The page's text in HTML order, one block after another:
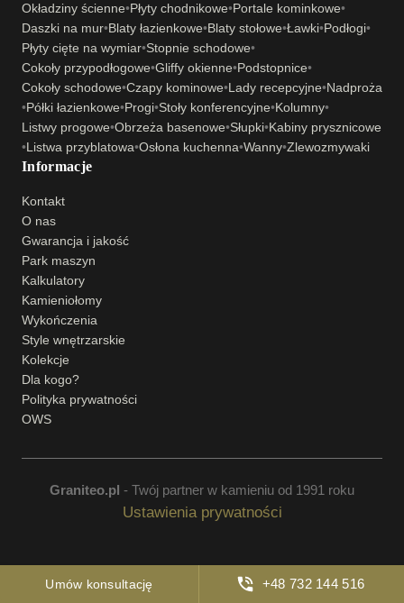
Okładziny ścienne•Płyty chodnikowe•Portale kominkowe•
Daszki na mur•Blaty łazienkowe•Blaty stołowe•Ławki•Podłogi•
Płyty cięte na wymiar•Stopnie schodowe•
Cokoły przypodłogowe•Gliffy okienne•Podstopnice•
Cokoły schodowe•Czapy kominowe•Lady recepcyjne•Nadproża
•Półki łazienkowe•Progi•Stoły konferencyjne•Kolumny•
Listwy progowe•Obrzeża basenowe•Słupki•Kabiny prysznicowe
•Listwa przyblatowa•Osłona kuchenna•Wanny•Zlewozmywaki
Informacje
Kontakt
O nas
Gwarancja i jakość
Park maszyn
Kalkulatory
Kamieniołomy
Wykończenia
Style wnętrzarskie
Kolekcje
Dla kogo?
Polityka prywatności
OWS
Graniteo.pl - Twój partner w kamieniu od 1991 roku
Ustawienia prywatności
Umów konsultację +48 732 144 516